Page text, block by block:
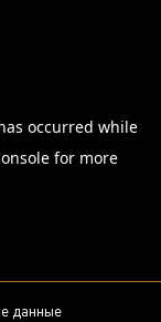
occurred while
for more
данные